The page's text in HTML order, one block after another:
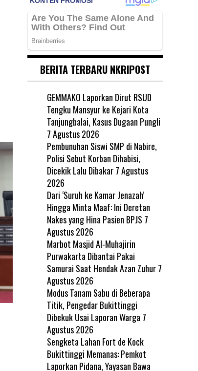
BERITA TERBARU NKRIPOST
GEMMAKO Laporkan Dirut RSUD
Tengku Mansyur ke Kejari Kota
Tanjungbalai, Kasus Dugaan Pungli
7 Agustus 2026
Pembunuhan Siswi SMP di Nabire,
Polisi Sebut Korban Dihabisi,
Dicekik Lalu Dibakar 7 Agustus
2026
Dari ‘Suruh ke Kamar Jenazah’
Hingga Minta Maaf: Ini Deretan
Nakes yang Hina Pasien BPJS 7
Agustus 2026
Marbot Masjid Al-Muhajirin
Purwakarta Dibantai Pakai
Samurai Saat Hendak Azan Zuhur 7
Agustus 2026
Modus Tanam Sabu di Beberapa
Titik, Pengedar Bukittinggi
Dibekuk Usai Laporan Warga 7
Agustus 2026
Sengketa Lahan Fort de Kock
Bukittinggi Memanas: Pemkot
Laporkan Pidana, Yayasan Bawa